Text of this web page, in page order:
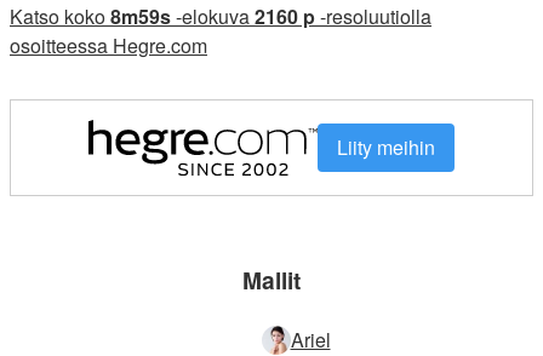
Katso koko8m59s-elokuva2160 p-resoluutiolla
osoitteessa Hegre.com
Liity meihin
Mallit
Ariel